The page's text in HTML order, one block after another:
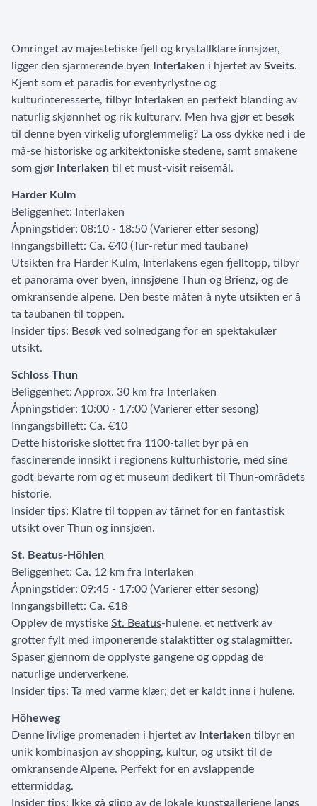
Omringet av majestetiske fjell og krystallklare innsjøer,
ligger den sjarmerende byen
Interlaken i hjertet av Sveits.
Kjent som et paradis for eventyrlystne og
kulturinteresserte, tilbyr Interlaken en perfekt blanding av
naturlig skjønnhet og rik kulturarv. Men hva gjør et besøk
til denne byen virkelig uforglemmelig? La oss dykke ned i de
må-se historiske og arkitektoniske stedene, samt smakene
som gjør
Interlaken til et must-visit reisemål.
Harder Kulm
Beliggenhet: Interlaken
Åpningstider: 08:10 - 18:50 (Varierer etter sesong)
Inngangsbillett: Ca. €40 (Tur-retur med taubane)
Utsikten fra Harder Kulm, Interlakens egen fjelltopp, tilbyr
et panorama over byen, innsjøene Thun og Brienz, og de
omkransende alpene. Den beste måten å nyte utsikten er å
ta taubanen til toppen.
Insider tips: Besøk ved solnedgang for en spektakulær
utsikt.
Schloss Thun
Beliggenhet: Approx. 30 km fra Interlaken
Åpningstider: 10:00 - 17:00 (Varierer etter sesong)
Inngangsbillett: Ca. €10
Dette historiske slottet fra 1100-tallet byr på en
fascinerende innsikt i regionens kulturhistorie, med sine
godt bevarte rom og et museum dedikert til Thun-områdets
historie.
Insider tips: Klatre til toppen av tårnet for en fantastisk
utsikt over Thun og innsjøen.
St. Beatus-Höhlen
Beliggenhet: Ca. 12 km fra Interlaken
Åpningstider: 09:45 - 17:00 (Varierer etter sesong)
Inngangsbillett: Ca. €18
Opplev de mystiske St. Beatus-hulene, et nettverk av
grotter fylt med imponerende stalaktitter og stalagmitter.
Spaser gjennom de opplyste gangene og oppdag de
naturlige underverkene.
Insider tips: Ta med varme klær; det er kaldt inne i hulene.
Höheweg
Denne livlige promenaden i hjertet av
Interlaken tilbyr en
unik kombinasjon av shopping, kultur, og utsikt til de
omkransende Alpene. Perfekt for en avslappende
ettermiddag.
Insider tips: Ikke gå glipp av de lokale kunstgalleriene langs